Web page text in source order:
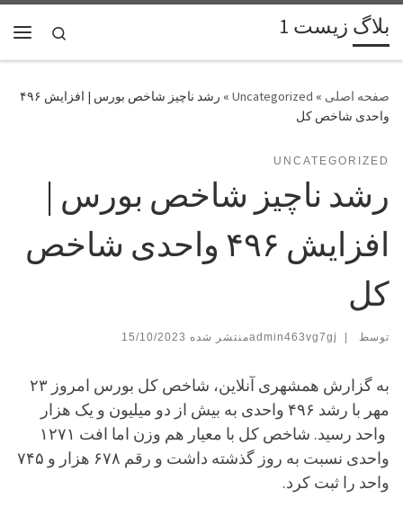
پرش به محتوا بلاگ زیست 1
Search
»
Uncategorized
»
رشد ناچیز شاخص بورس | افزایش ۴۹۶
واحدی شاخص کل
UNCATEGORIZED
رشد ناچیز شاخص بورس |
افزایش ۴۹۶ واحدی شاخص
کل
توسط admin463vg7gj |
15/10/2023
به گزارش همشهری آنلاین، شاخص کل بورس امروز ۲۳
مهر با رشد ۴۹۶ واحدی به بیش از دو میلیون و یک هزار
واحد رسید. شاخص کل با معیار هم وزن اما افت ۱۲۷۱
واحدی نسبت به روز گذشته داشت و رقم ۶۷۸ هزار و ۷۴۵
واحد را ثبت کرد.